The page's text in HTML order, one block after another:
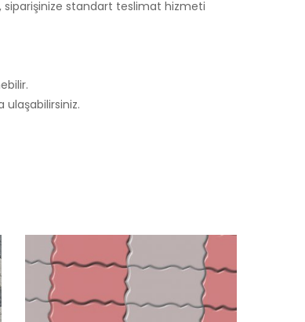
siparişinize standart teslimat hizmeti
ulaşabilirsiniz.